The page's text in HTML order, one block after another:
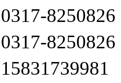
0317-8250826
0317-8250826
15831739981